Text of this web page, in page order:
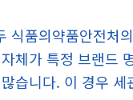
식품의약품안전처
체가 특정 브랜드
습니다. 이 경우